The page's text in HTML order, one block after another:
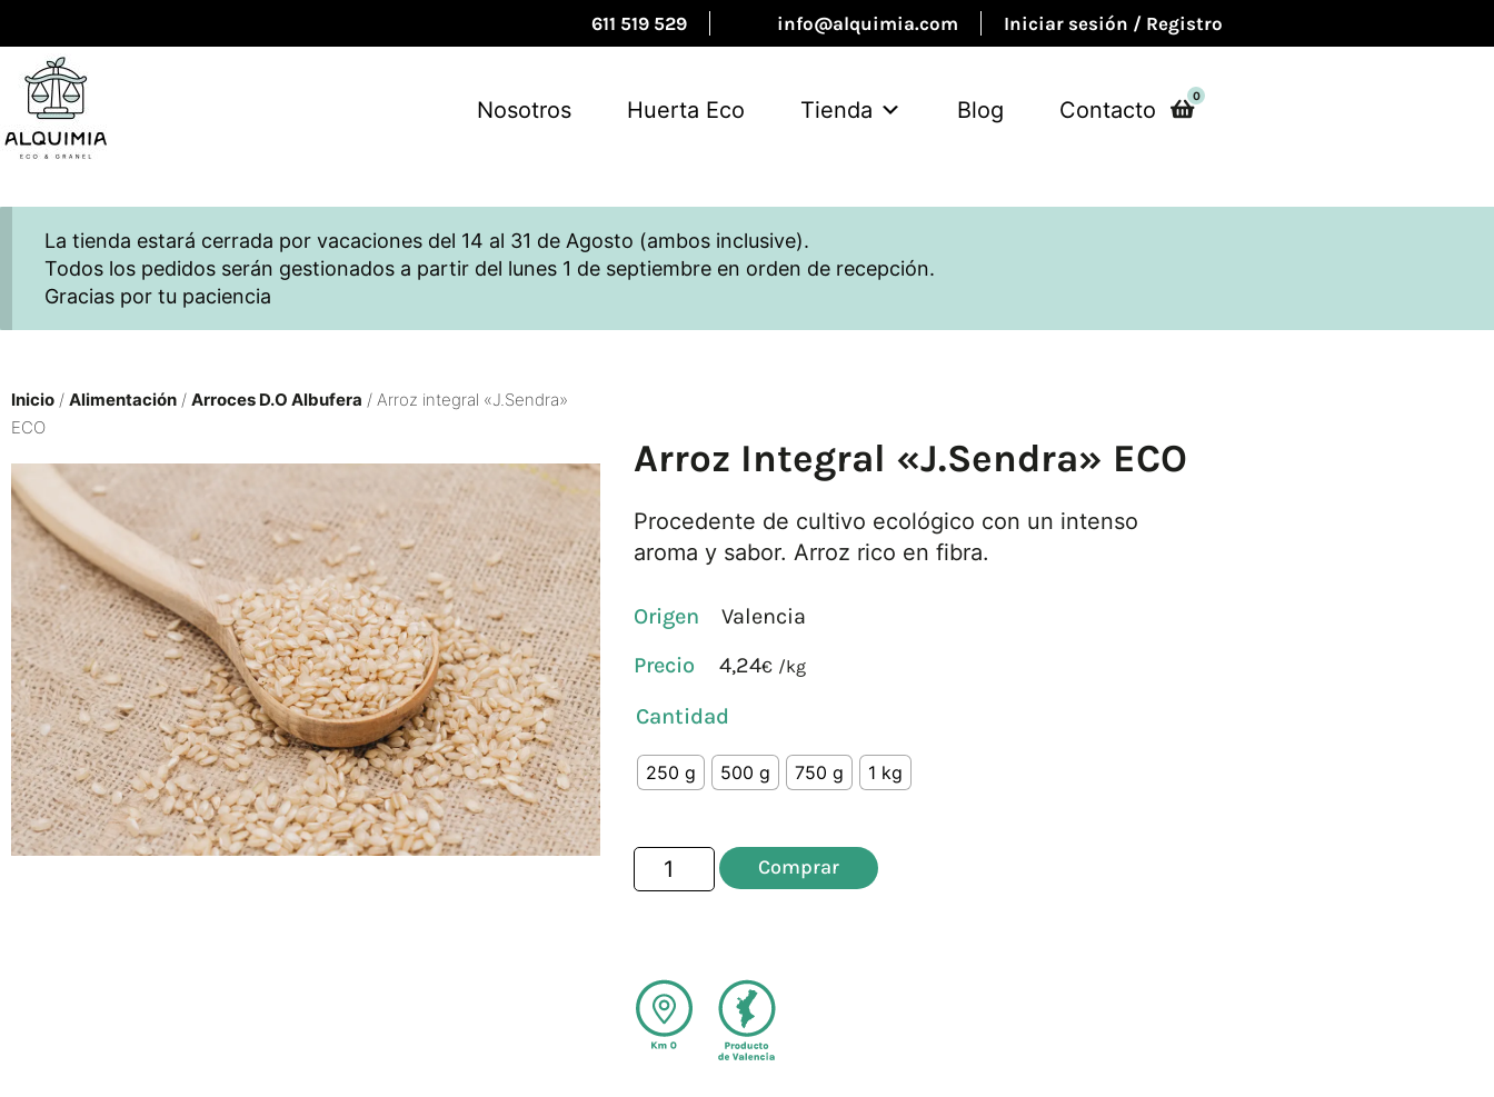
611 519 529 info@alquimia.com Iniciar sesión / Registro
Nosotros Huerta Eco Tienda Blog Contacto
0
La tienda estará cerrada por vacaciones del 14 al 31 de Agosto (ambos inclusive).
Todos los pedidos serán gestionados a partir del lunes 1 de septiembre en orden de recepción.
Gracias por tu paciencia
Inicio / Alimentación / Arroces D.O Albufera / Arroz integral «J.Sendra»
ECO
Arroz Integral «J.Sendra» ECO
Procedente de cultivo ecológico con un intenso
aroma y sabor. Arroz rico en fibra.
Origen
Valencia
4,24€ /kg
Cantidad
250 g 500 g 750 g 1 kg
Comprar